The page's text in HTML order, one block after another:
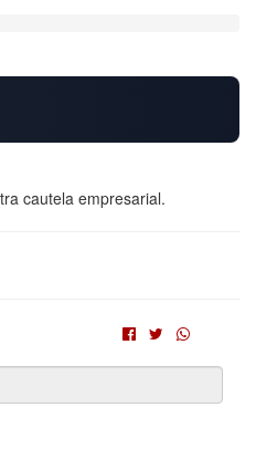
cautela empresarial.